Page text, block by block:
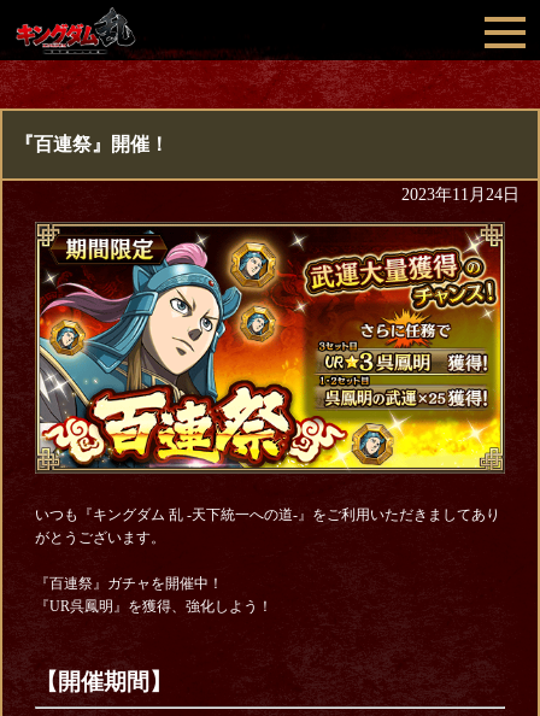
『百連祭』開催！
2023年11月24日
いつも『キングダム 乱 -天下統一への道-』をご利用いただきましてあり
がとうございます。
『百連祭』ガチャを開催中！
『UR呉鳳明』を獲得、強化しよう！
【開催期間】